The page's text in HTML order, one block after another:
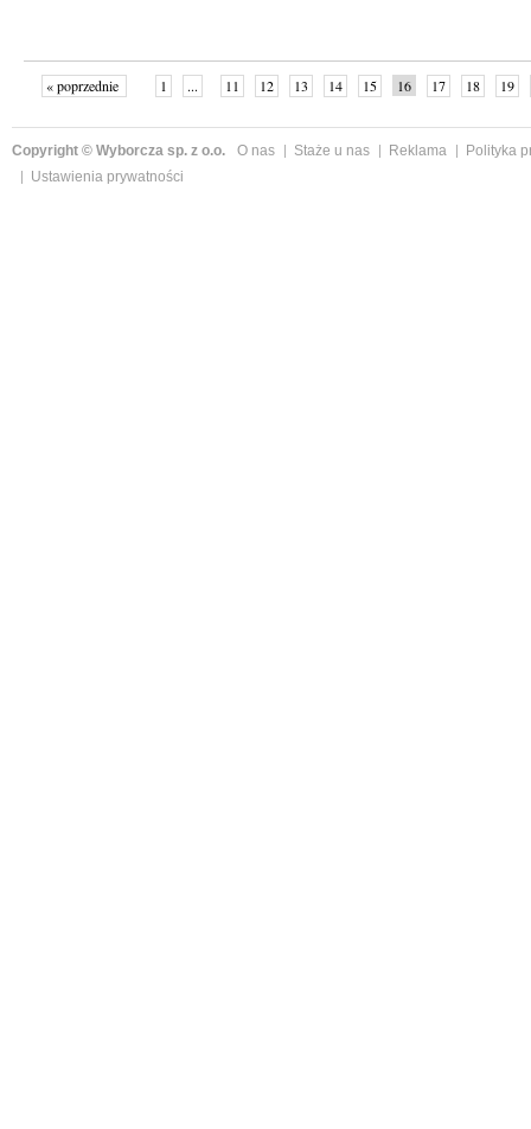
« poprzednie 1 ... 11 12 13 14 15 16 17 18
19
Copyright © Wyborcza sp. z o.o. O nas Staże u nas Reklama
Polityka
Ustawienia prywatności